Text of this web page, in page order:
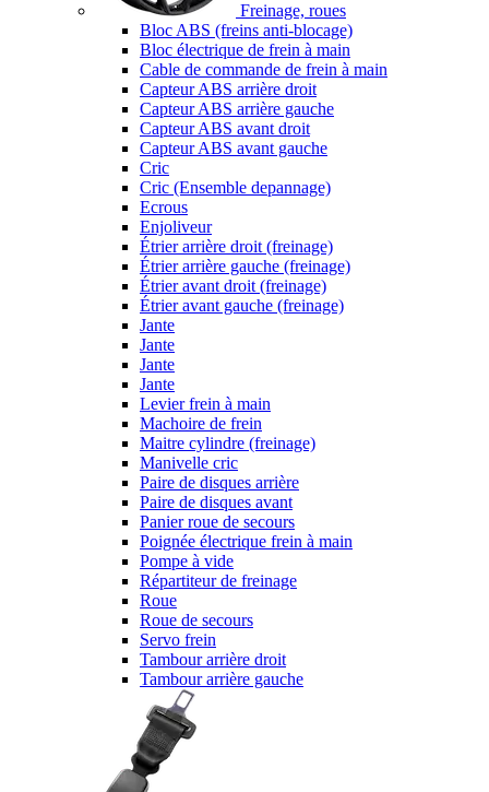
Freinage, roues
Bloc ABS (freins anti-blocage)
Bloc électrique de frein à main
Cable de commande de frein à main
Capteur ABS arrière droit
Capteur ABS arrière gauche
Capteur ABS avant droit
Capteur ABS avant gauche
Cric
Cric (Ensemble depannage)
Ecrous
Enjoliveur
Étrier arrière droit (freinage)
Étrier arrière gauche (freinage)
Étrier avant droit (freinage)
Étrier avant gauche (freinage)
Jante
Jante
Jante
Jante
Levier frein à main
Machoire de frein
Maitre cylindre (freinage)
Manivelle cric
Paire de disques arrière
Paire de disques avant
Panier roue de secours
Poignée électrique frein à main
Pompe à vide
Répartiteur de freinage
Roue
Roue de secours
Servo frein
Tambour arrière droit
Tambour arrière gauche